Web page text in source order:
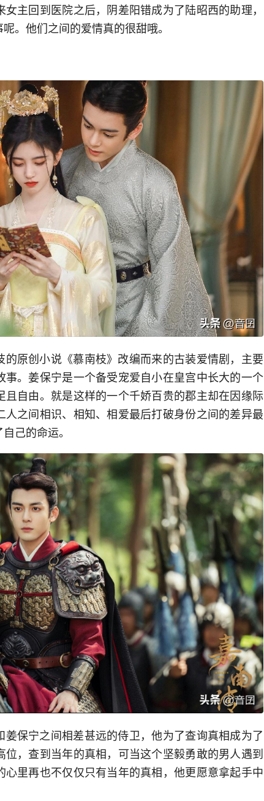
主回到医院之后，阴差阳错成为了陆昭西的助理，
。他们之间的爱情真的很甜哦。
原创小说《慕南枝》改编而来的古装爱情剧，主要
。姜保宁是一个备受宠爱自小在皇宫中长大的一个
自由。就是这样的一个千娇百贵的郡主却在因缘际
之间相识、相知、相爱最后打破身份之间的差异最
己的命运。
姜保宁之间相差甚远的侍卫，他为了查询真相成为了
，查到当年的真相，可当这个坚毅勇敢的男人遇到
里再也不仅仅只有当年的真相，他更愿意拿起手中